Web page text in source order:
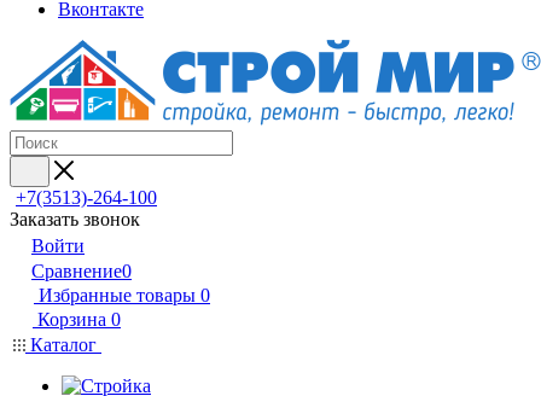
Вконтакте
+7(3513)-264-100
Заказать звонок
Войти
Сравнение0
Избранные товары 0
Корзина 0
Каталог